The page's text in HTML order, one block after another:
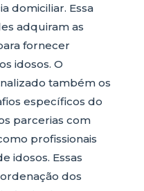
domiciliar. Essa
adquiram as
fornecer
idosos. O
também os
específicos do
parcerias com
profissionais
idosos. Essas
dos